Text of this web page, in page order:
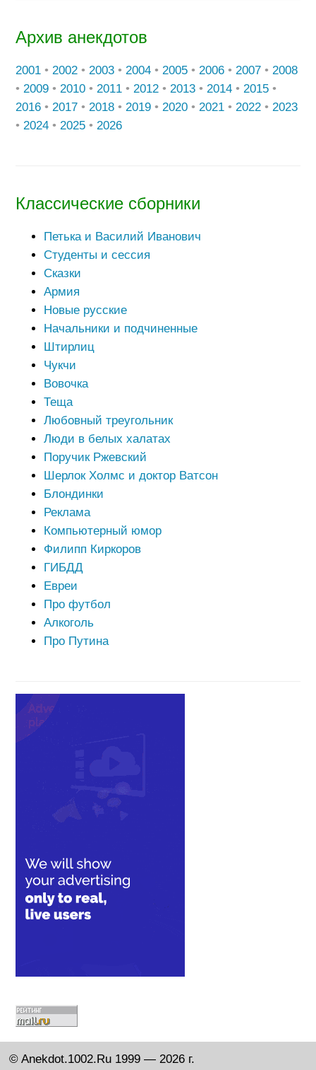
Архив анекдотов
2001 • 2002 • 2003 • 2004 • 2005 • 2006 • 2007 • 2008
• 2009 • 2010 • 2011 • 2012 • 2013 • 2014 • 2015 •
2016 • 2017 • 2018 • 2019 • 2020 • 2021 • 2022 • 2023
• 2024 • 2025 • 2026
Классические сборники
Петька и Василий Иванович
Студенты и сессия
Сказки
Армия
Новые русские
Начальники и подчиненные
Штирлиц
Чукчи
Вовочка
Теща
Любовный треугольник
Люди в белых халатах
Поручик Ржевский
Шерлок Холмс и доктор Ватсон
Блондинки
Реклама
Компьютерный юмор
Филипп Киркоров
ГИБДД
Евреи
Про футбол
Алкоголь
Про Путина
© Anekdot.1002.Ru 1999 — 2026 г.